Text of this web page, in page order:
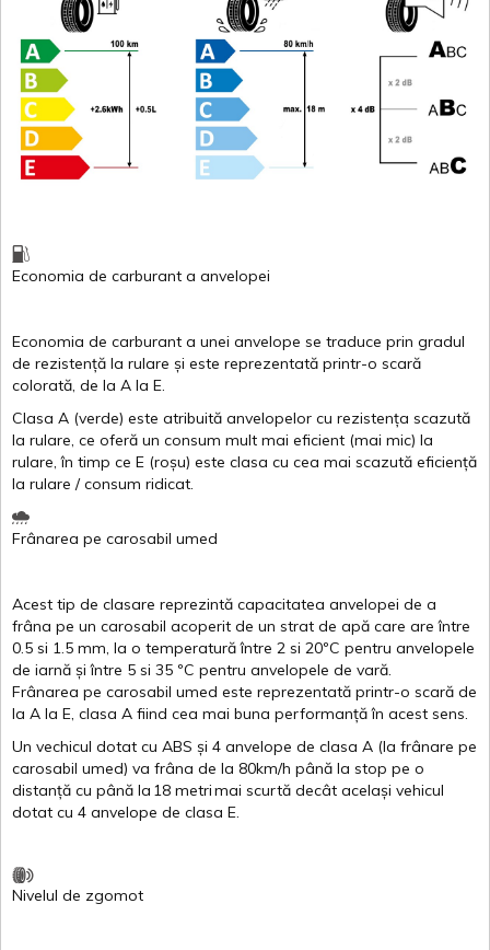
Economia de carburant a anvelopei
Economia de carburant a unei anvelope se traduce prin gradul
de rezistență la rulare și este reprezentată printr-o scară
colorată, de la A la E.
Clasa A (verde) este atribuită anvelopelor cu rezistența scazută
la rulare, ce oferă un consum mult mai eficient (mai mic) la
rulare,în timp ce E (roșu) este clasa cu cea mai scazută eficiență
la rulare /consum ridicat.
Frânarea pe carosabil umed
Acest tip de clasare reprezintă capacitatea anvelopei de a
frâna pe un carosabil acoperit de un strat de apă care areîntre
0.5 si 1.5 mm, la o temperatură între 2 si 20ºC pentru anvelopele
de iarnă și între 5 si 35 ºC pentru anvelopele de vară.
Frânarea pe carosabil umed este reprezentată printr-o scară de
la A la E, clasa A fiind cea mai buna performanță în acest sens.
Un vechicul dotat cu ABS și 4 anvelope de clasa A (la frânare pe
carosabil umed) va frâna de la 80km/h până la stop pe o
distanță cu până la 18 metrimai scurtă decât același vehicul
dotat cu 4 anvelope de clasa E.
Nivelul de zgomot